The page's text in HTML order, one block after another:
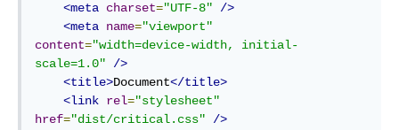
<meta charset="UTF-8"
/>
<meta name="viewport"
content="width=device-width, initial-
scale=1.0"
/>
<title>Document</title>
<link rel="stylesheet"
href="dist/critical.css"
/>